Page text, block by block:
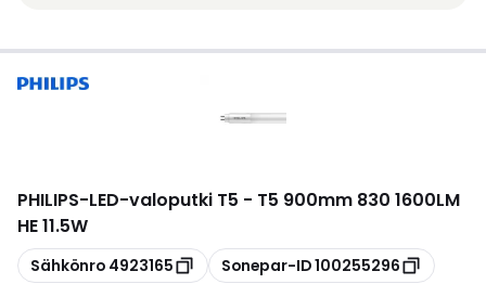
PHILIPS-LED-valoputki T5 - T5 900mm 830 1600LM
HE 11.5W
Kopioi
Sähkönro 4923165 Kopioi
Sonepar-ID100255296